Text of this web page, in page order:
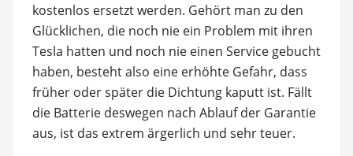
kostenlos ersetzt werden. Gehört man zu den
Glücklichen, die noch nie ein Problem mit ihren
Tesla hatten und noch nie einen Service gebucht
haben, besteht also eine erhöhte Gefahr, dass
früher oder später die Dichtung kaputt ist. Fällt
die Batterie deswegen nach Ablauf der Garantie
aus, ist das extrem ärgerlich und sehr teuer.